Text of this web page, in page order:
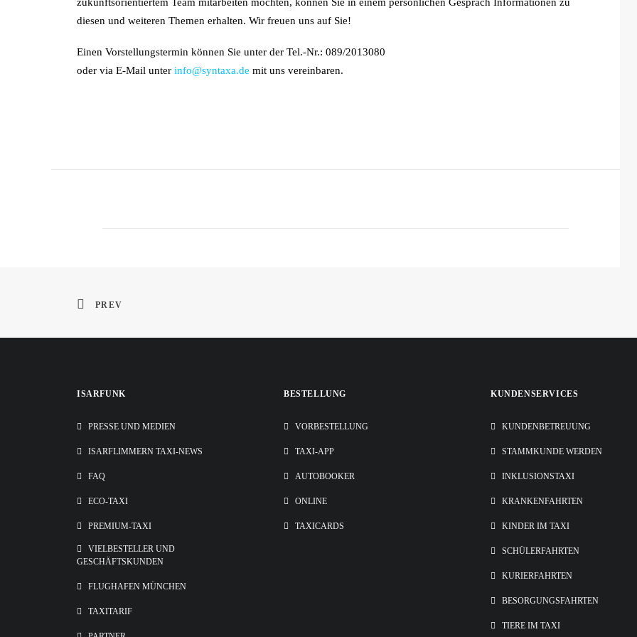
diesen und weiteren Themen erhalten. Wir freuen uns auf Sie!
Einen Vorstellungstermin können Sie unter der Tel.-Nr.: 089/2013080
oder via E-Mail unter info@syntaxa.de mit uns vereinbaren.
PREV
ISARFUNK
PRESSE UND MEDIEN
ISARFLIMMERN TAXI-NEWS
FAQ
ECO-TAXI
PREMIUM-TAXI
VIELBESTELLER UND
GESCHÄFTSKUNDEN
FLUGHAFEN MÜNCHEN
TAXITARIF
BESTELLUNG
VORBESTELLUNG
TAXI-APP
AUTOBOOKER
ONLINE
TAXICARDS
KUNDENSERVICES
KUNDENBETREUUNG
STAMMKUNDE WERDEN
INKLUSIONSTAXI
KRANKENFAHRTEN
KINDER IM TAXI
SCHÜLERFAHRTEN
KURIERFAHRTEN
BESORGUNGSFAHRTEN
TIERE IM TAXI